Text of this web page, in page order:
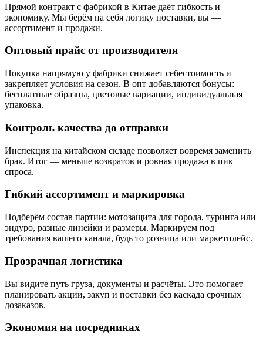
Прямой контракт с фабрикой в Китае даёт гибкость и
экономику. Мы берём на себя логику поставки, вы —
ассортимент и продажи.
Оптовый прайс от производителя
Покупка напрямую у фабрики снижает себестоимость и
закрепляет условия на сезон. В опт добавляются бонусы:
бесплатные образцы, цветовые вариации, индивидуальная
упаковка.
Контроль качества до отправки
Инспекция на китайском складе позволяет вовремя заменить
брак. Итог — меньше возвратов и ровная продажа в пик
спроса.
Гибкий ассортимент и маркировка
Подберём состав партии: мотозащита для города, туринга или
эндуро, разные линейки и размеры. Маркируем под
требования вашего канала, будь то розница или маркетплейс.
Прозрачная логистика
Вы видите путь груза, документы и расчёты. Это помогает
планировать акции, закуп и поставки без каскада срочных
дозаказов.
Экономия на посредниках